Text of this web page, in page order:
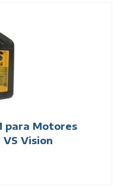
para Motores
VS Vision